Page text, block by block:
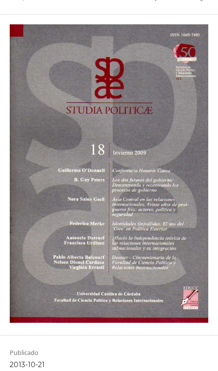
Publicado
2013-10-21